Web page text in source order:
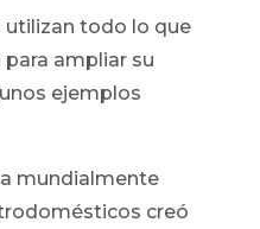
utilizan todo lo que
ampliar su
ejemplos
mundialmente
creó